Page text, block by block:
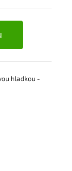
hladkou -